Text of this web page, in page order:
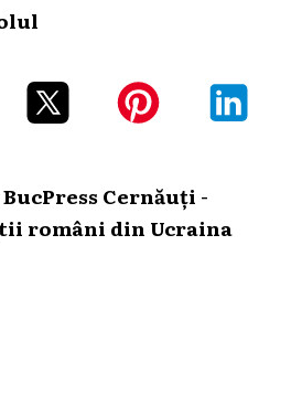
Cernăuți -
români din Ucraina